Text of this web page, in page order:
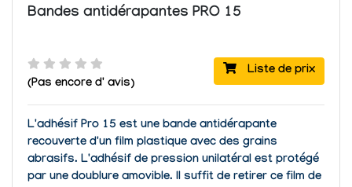
Bandes antidérapantes PRO 15
Liste de prix
(Pas encore d' avis)
L'adhésif Pro 15 est une bande antidérapante
recouverte d'un film plastique avec des grains
abrasifs. L'adhésif de pression unilatéral est protégé
par une doublure amovible. Il suffit de retirer ce film de